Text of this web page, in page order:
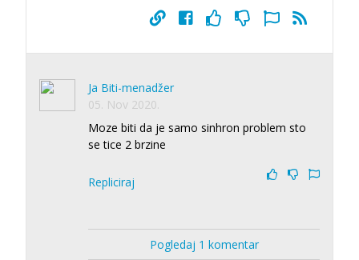
Ja Biti-menadžer
05. Nov 2020.
Moze biti da je samo sinhron problem sto
se tice 2 brzine
Repliciraj
Pogledaj 1 komentar